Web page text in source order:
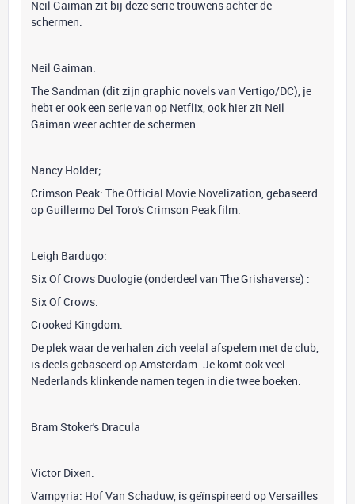
Neil Gaiman zit bij deze serie trouwens achter de
schermen.
Neil Gaiman:
The Sandman (dit zijn graphic novels van Vertigo/DC), je
hebt er ook een serie van op Netflix, ook hier zit Neil
Gaiman weer achter de schermen.
Nancy Holder;
Crimson Peak: The Official Movie Novelization, gebaseerd
op Guillermo Del Toro's Crimson Peak film.
Leigh Bardugo:
Six Of Crows Duologie (onderdeel van The Grishaverse) :
Six Of Crows.
Crooked Kingdom.
De plek waar de verhalen zich veelal afspelem met de club,
is deels gebaseerd op Amsterdam. Je komt ook veel
Nederlands klinkende namen tegen in die twee boeken.
Bram Stoker's Dracula
Victor Dixen:
Vampyria: Hof Van Schaduw, is geïnspireerd op Versailles